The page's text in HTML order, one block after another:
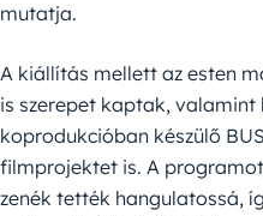
mutatja.
A kiállítás mellett az esten
is szerepet kaptak,
koprodukcióban készülő
filmprojektet is. A
zenék tették hangulatossá,